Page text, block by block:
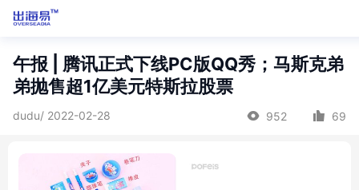
午报 | 腾讯正式下线PC版QQ秀；马斯克弟
弟抛售超1亿美元特斯拉股票
dudu/ 2022-02-28 952 69